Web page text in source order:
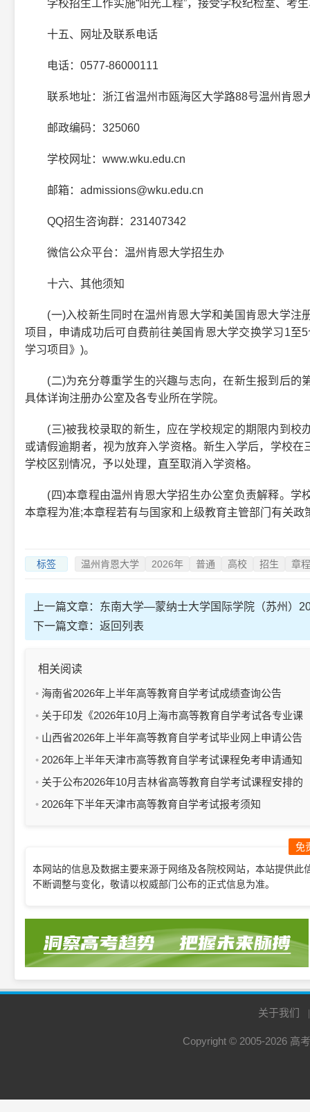
学校招生工作实施“阳光工程”，接受学校纪检室、考
十五、网址及联系电话
电话：0577-86000111
联系地址：浙江省温州市瓯海区大学路88号温州肯恩
邮政编码：325060
学校网址：www.wku.edu.cn
邮箱：admissions@wku.edu.cn
QQ招生咨询群：231407342
微信公众平台：温州肯恩大学招生办
十六、其他须知
(一)入校新生同时在温州肯恩大学和美国肯恩大学注
项目，申请成功后可自费前往美国肯恩大学交换学习1
学习项目》)。
(二)为充分尊重学生的兴趣与志向，在新生报到后的
具体详询注册办公室及各专业所在学院。
(三)被我校录取的新生，应在学校规定的期限内到校
或请假逾期者，视为放弃入学资格。新生入学后，学校
学校区别情况，予以处理，直至取消入学资格。
(四)本章程由温州肯恩大学招生办公室负责解释。学
本章程为准;本章程若有与国家和上级教育主管部门有关
标签 温州肯恩大学 2026年 普通 高校 招生 章程
上一篇文章： 东南大学—蒙纳士大学国际学院（苏州）
下一篇文章： 返回列表
相关阅读
海南省2026年上半年高等教育自学考试成绩查询公告
关于印发《2026年10月上海市高等教育自学考试各专业课
程考试日程安排表》的通知
山西省2026年上半年高等教育自学考试毕业网上申请公告
2026年上半年天津市高等教育自学考试课程免考申请通知
关于公布2026年10月吉林省高等教育自学考试课程安排的
通知
2026年下半年天津市高等教育自学考试报考须知
免
本网站的信息及数据主要来源于网络及各院校网站，本站提供
不断调整与变化，敬请以权威部门公布的正式信息为准。
关于我们
Copyright © 2005-2026 高